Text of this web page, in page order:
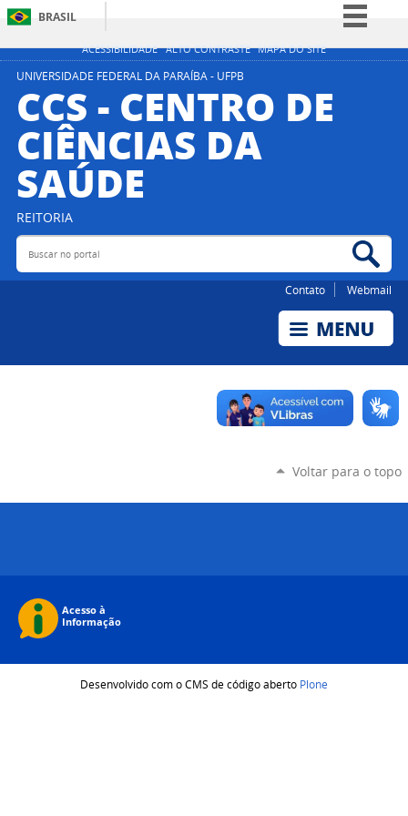
ACESSIBILIDADE ALTO CONTRASTE MAPA DO SITE
BRASIL
Simplifique!
Participe
Acesso à informação
Legislação
UNIVERSIDADE FEDERAL DA PARAÍBA - UFPB
CCS - CENTRO DE
CIÊNCIAS DA
SAÚDE
REITORIA
Buscar no portal
Contato Webmail
Voltar para o topo
Desenvolvido com o CMS de código aberto Plone